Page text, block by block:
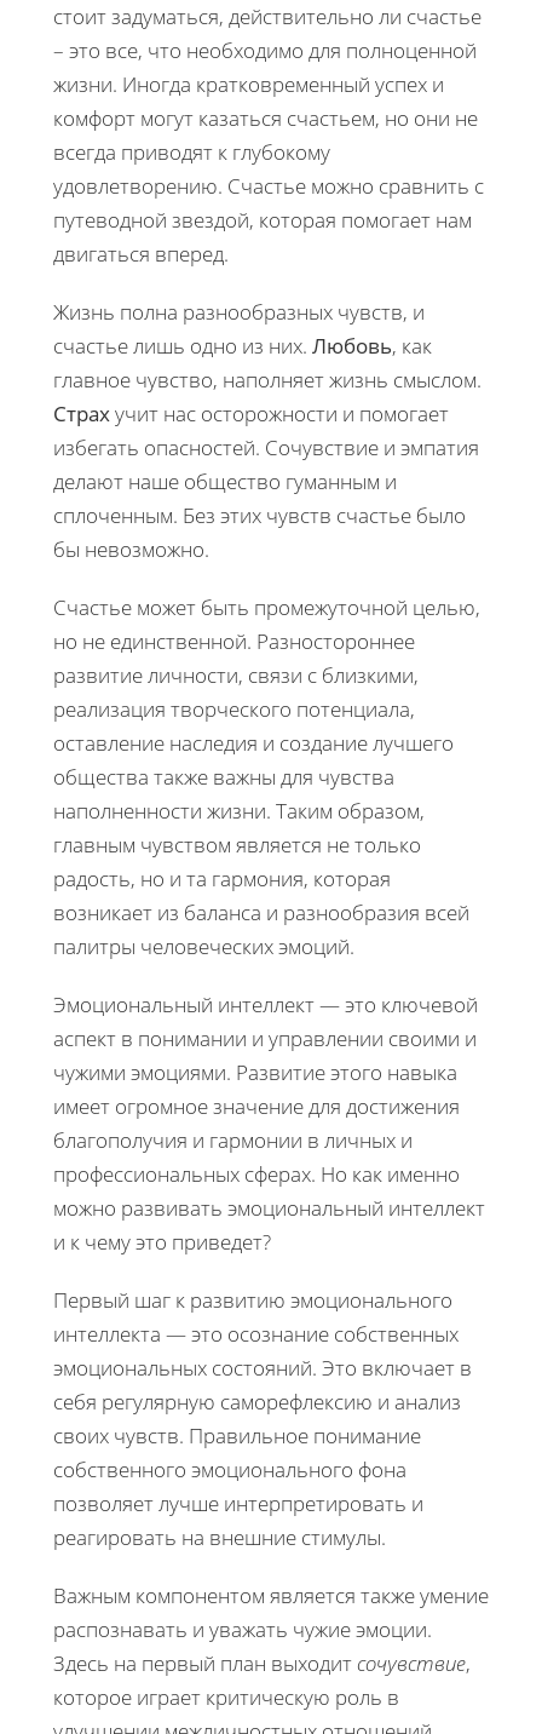
стоит задуматься, действительно ли счастье
– это все, что необходимо для полноценной
жизни. Иногда кратковременный успех и
комфорт могут казаться счастьем, но они не
всегда приводят к глубокому
удовлетворению. Счастье можно сравнить с
путеводной звездой, которая помогает нам
двигаться вперед.
Жизнь полна разнообразных чувств, и
счастье лишь одно из них. Любовь, как
главное чувство, наполняет жизнь смыслом.
Страхучит нас осторожности и помогает
избегать опасностей. Сочувствие и эмпатия
делают наше общество гуманным и
сплоченным. Без этих чувств счастье было
бы невозможно.
Счастье может быть промежуточной целью,
но не единственной. Разностороннее
развитие личности, связи с близкими,
реализация творческого потенциала,
оставление наследия и создание лучшего
общества также важны для чувства
наполненности жизни. Таким образом,
главным чувством является не только
радость, но и та гармония, которая
возникает из баланса и разнообразия всей
палитры человеческих эмоций.
Эмоциональный интеллект — это ключевой
аспект в понимании и управлении своими и
чужими эмоциями. Развитие этого навыка
имеет огромное значение для достижения
благополучия и гармонии в личных и
профессиональных сферах. Но как именно
можно развивать эмоциональный интеллект
и к чему это приведет?
Первый шаг к развитию эмоционального
интеллекта — это осознание собственных
эмоциональных состояний. Это включает в
себя регулярную саморефлексию и анализ
своих чувств. Правильное понимание
собственного эмоционального фона
позволяет лучше интерпретировать и
реагировать на внешние стимулы.
Важным компонентом является также умение
распознавать и уважать чужие эмоции.
Здесь на первый план выходитсочувствие,
которое играет критическую роль в